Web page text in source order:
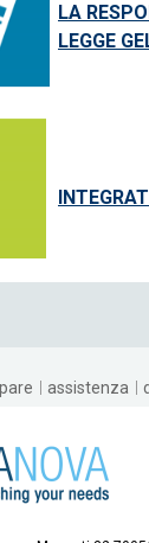
LA
LEGGE
assistenza